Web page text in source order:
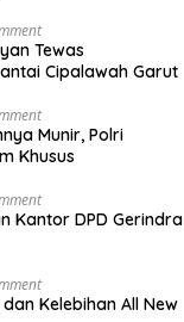
Tewas
Cipalawah Garut
Munir, Polri
Khusus
Kantor DPD Gerindra
Kelebihan All New